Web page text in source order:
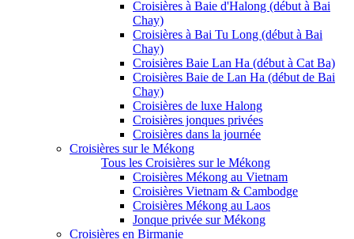
Croisières à Baie d'Halong (début à Bai
Chay)
Croisières à Bai Tu Long (début à Bai
Chay)
Croisières Baie Lan Ha (début à Cat Ba)
Croisières Baie de Lan Ha (début de Bai
Chay)
Croisières de luxe Halong
Croisières jonques privées
Croisières dans la journée
Croisières sur le Mékong
Tous les Croisières sur le Mékong
Croisières Mékong au Vietnam
Croisières Vietnam & Cambodge
Croisières Mékong au Laos
Jonque privée sur Mékong
Croisières en Birmanie